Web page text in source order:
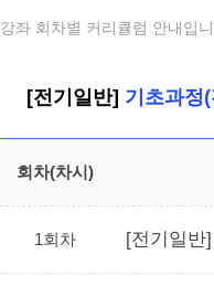
강좌 회차별 커리큘럼 안내입
[전기일반] 기초과정
회차(차시)
1회차 [전기일반